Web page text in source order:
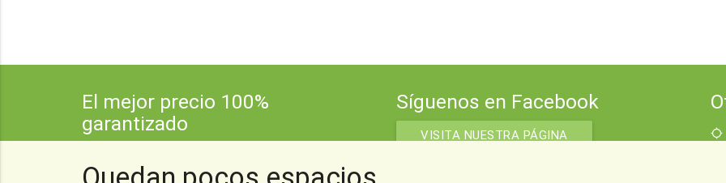
El mejor precio 100%
garantizado
precio o menos, te reembolsaremos el 100% de la
Síguenos en Facebook
VISITA NUESTRA PÁGINA location_searching